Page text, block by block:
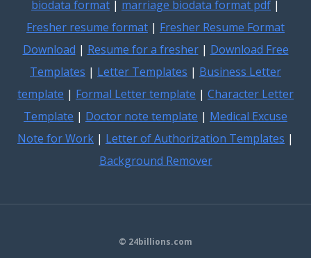
biodata format | marriage biodata format pdf |
Fresher resume format | Fresher Resume Format
Download | Resume for a fresher| Download Free
Templates | Letter Templates | Business Letter
template | Formal Letter template | Character Letter
Template | Doctor note template | Medical Excuse
Note for Work | Letter of Authorization Templates |
Background Remover
© 24billions.com